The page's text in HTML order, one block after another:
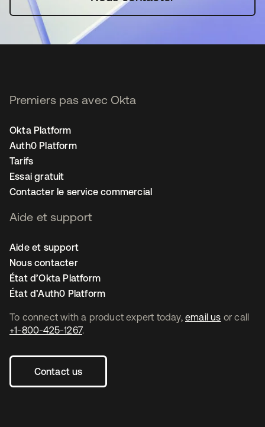
To connect with a product expert today, email us or call
+1-800-425-1267.
Contact us
Premiers pas avec Okta
Okta Platform
Auth0 Platform
Tarifs
Essai gratuit
Contacter le service commercial
Aide et support
Aide et support
Nous contacter
État d’Okta Platform
État d’Auth0 Platform